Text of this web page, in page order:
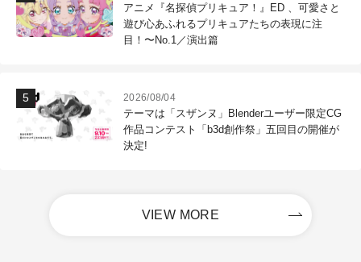
アニメ『名探偵プリキュア！』ED 、可愛さと
遊び心あふれるプリキュアたちの表現に注
目！〜No.1／演出篇
2026/08/04
テーマは「スザンヌ」Blenderユーザー限定CG
作品コンテスト「b3d創作祭」五回目の開催が
決定!
VIEW MORE